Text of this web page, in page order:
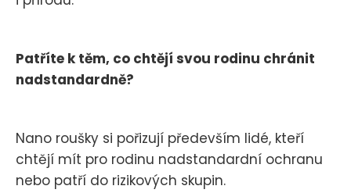
Patříte k těm, co chtějí svou rodinu chránit
nadstandardně?
Nano roušky si pořizují především lidé, kteří
chtějí mít pro rodinu nadstandardní ochranu
nebo patří do rizikových skupin.